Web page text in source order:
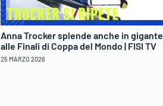
Anna Trocker splende anche in gigante
alle Finali di Coppa del Mondo | FISI TV
25 MARZO 2026